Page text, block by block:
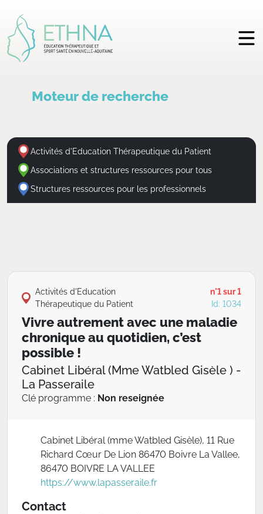
Moteur de recherche
Activités d'Education Thérapeutique du Patient
Associations et structures ressources pour tous
Structures ressources pour les professionnels
Activités d'Education
Thérapeutique du Patient
n°1 sur 1
Id: 1034
Vivre autrement avec une maladie
chronique au quotidien, c’est
possible !
Cabinet Libéral (Mme Watbled Gisèle ) -
La Passeraile
Clé programme : Non reseignée
Cabinet Libéral (mme Watbled Gisèle), 11 Rue
Richard Cœur De Lion 86470 Boivre La Vallee,
86470 BOIVRE LA VALLEE
https://www.lapasseraile.fr
Contact